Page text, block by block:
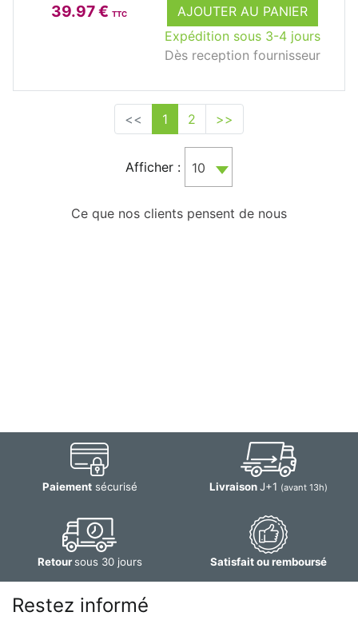
39.97 € TTC
AJOUTER AU PANIER
Expédition sous 3-4 jours
Dès reception fournisseur
<< 1 2 >>
Afficher : 10
Ce que nos clients pensent de nous
Paiementsécurisé LivraisonJ+1 (avant 13h)
Retoursous 30 jours Satisfait ou remboursé
Restez informé